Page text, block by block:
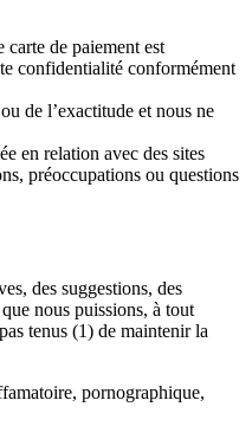
de paiement est
confidentialité conformément
de l’exactitude et nous ne
en relation avec des sites
préoccupations ou questions
des suggestions, des
nous puissions, à tout
tenus (1) de maintenir la
pornographique,